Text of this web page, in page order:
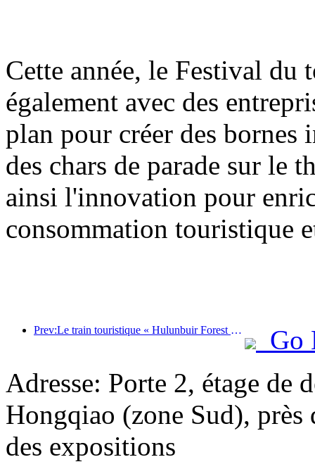
Cette année, le Festival du
également avec des
plan pour créer des
des chars de parade sur le
ainsi l'innovation pour
consommation touristique
Prev:Le train touristique « Hulunbuir Forest Rendezvous - Daxinganling Express - Starlight Train - Tianyi Journey » effectue son voyage inaugural.
Go
Adresse: Porte 2, étage de
Hongqiao (zone Sud), près
des expositions